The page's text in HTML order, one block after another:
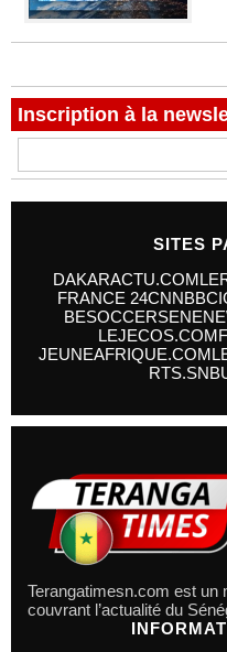
Inscription à la
SITES
DAKARACTU.COM
FRANCE 24CNNBBC
BESOCCER
LEJECOS.COM
JEUNEAFRIQUE.COM
RTS.SN
Terangatimesn.com est un
couvrant l’actualité du